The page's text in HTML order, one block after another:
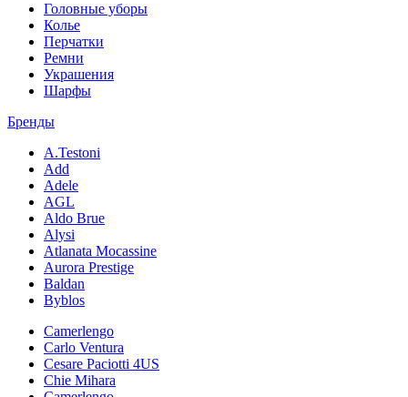
Головные уборы
Колье
Перчатки
Ремни
Украшения
Шарфы
Бренды
A.Testoni
Add
Adele
AGL
Aldo Brue
Alysi
Atlanata Mocassine
Aurora Prestige
Baldan
Byblos
Camerlengo
Carlo Ventura
Cesare Paciotti 4US
Chie Mihara